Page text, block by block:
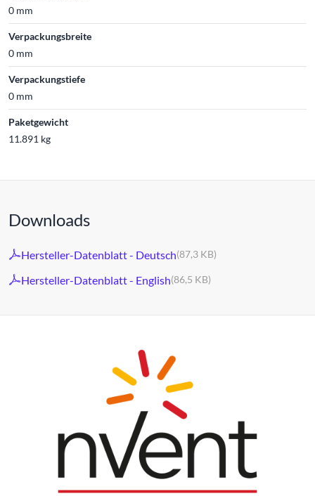
0 mm
Verpackungsbreite
0 mm
Verpackungstiefe
0 mm
Paketgewicht
11.891 kg
Downloads
Hersteller-Datenblatt - Deutsch(87,3 KB)
Hersteller-Datenblatt - English(86,5 KB)